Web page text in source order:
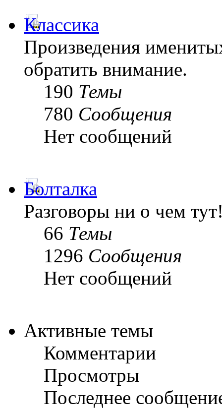
Классика
Произведения
обратить внимание.
190 Темы
780 Сообщения
Нет сообщений
Болталка
Разговоры ни о чем
66 Темы
1296 Сообщения
Нет сообщений
Активные темы
Комментарии
Просмотры
Последнее